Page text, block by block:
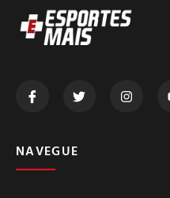
NAVEGUE